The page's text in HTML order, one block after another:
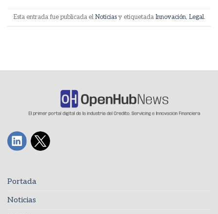
Esta entrada fue publicada el Noticiasy etiquetada Innovación, Legal.
Portada
Noticias